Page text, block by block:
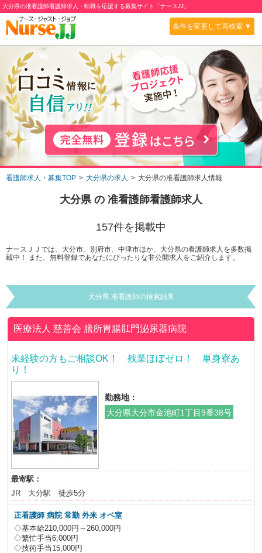
大分県の准看護師看護師求人・転職を応援する募集サイト「ナースJJ」
条件を変更して再検索 ▼
看護師求人・募集TOP 大分県の求人 大分県の准看護師求人情報
大分県の 准看護師看護師求人
157件を掲載中
ナースＪＪでは、大分市、別府市、中津市ほか、大分県の看護師求人を多数掲
載中！ また、無料登録であなたにぴったりな非公開求人をご紹介します。
大分県 准看護師の検索結果
医療法人 慈善会 膳所胃腸肛門泌尿器病院
未経験の方もご相談OK！ 残業ほぼゼロ！ 単身寮あ
り！
勤務地：
大分県大分市金池町1丁目9番38号
最寄駅：
JR 大分駅 徒歩5分
正看護師 病院 常勤 外来 オペ室
◇基本給210,000円～260,000円
◇繁忙手当6,000円
◇技術手当15,000円